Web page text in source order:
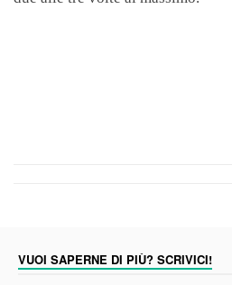
VUOI SAPERNE DI PIÙ? SCRIVICI!